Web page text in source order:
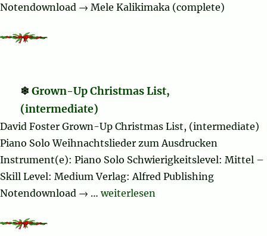
Notendownload → Mele Kalikimaka (complete)
Grown-Up Christmas List,
(intermediate)
David Foster Grown-Up Christmas List, (intermediate)
Piano Solo Weihnachtslieder zum Ausdrucken
Instrument(e): Piano Solo Schwierigkeitslevel: Mittel –
Skill Level: Medium Verlag: Alfred Publishing
Notendownload → …„Grown-Up Christmas List,
weiterlesen